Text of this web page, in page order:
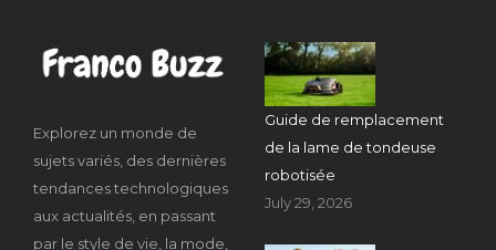
Explorez un monde de
sujets variés, des dernières
tendances technologiques
aux actualités, en passant
par le style de vie, la mode,
Guide de remplacement
de la lame de tondeuse
robotisée
July 29, 2026